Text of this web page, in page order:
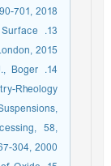
701, 2018.
2015.
Boger
Rheology
58,
304, 2000.